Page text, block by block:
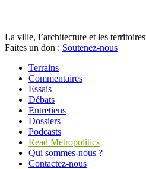
La ville, l’architecture et les territoires
Faites un don : Soutenez-nous
Terrains
Commentaires
Essais
Débats
Entretiens
Dossiers
Podcasts
Read Metropolitics
Qui sommes-nous ?
Contactez-nous